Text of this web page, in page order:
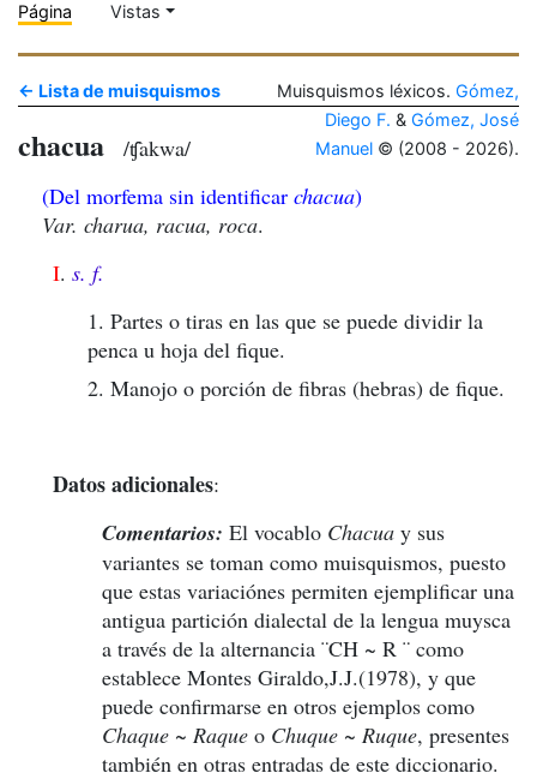
Página Vistas
← Lista de muisquismos Muisquismos léxicos. Gómez,
Diego F. & Gómez, José
Manuel © (2008 - 2026).
chacua /ʧ̑akwa/
(Del morfema sin identificar chacua)
Var. charua, racua, roca.
I. s. f.
1. Partes o tiras en las que se puede dividir la
penca u hoja del fique.
2. Manojo o porción de fibras (hebras) de fique.
Datos adicionales:
Comentarios: El vocablo Chacua y sus
variantes se toman como muisquismos, puesto
que estas variaciónes permiten ejemplificar una
antigua partición dialectal de la lengua muysca
a través de la alternancia ¨CH ~ R ¨ como
establece Montes Giraldo,J.J.(1978), y que
puede confirmarse en otros ejemplos como
Chaque ~ Raque o Chuque ~ Ruque, presentes
también en otras entradas de este diccionario.